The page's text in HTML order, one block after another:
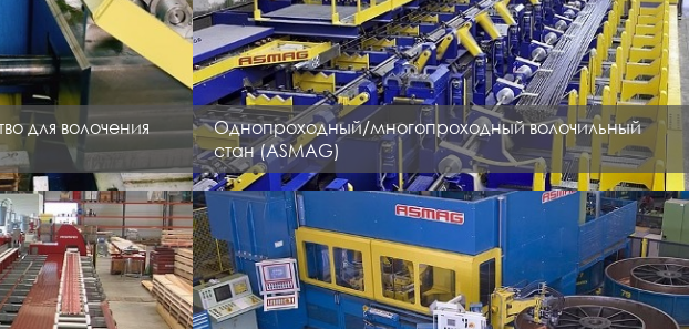
для волочения
Однопроходный/многопроходный волочильный
стан (ASMAG)